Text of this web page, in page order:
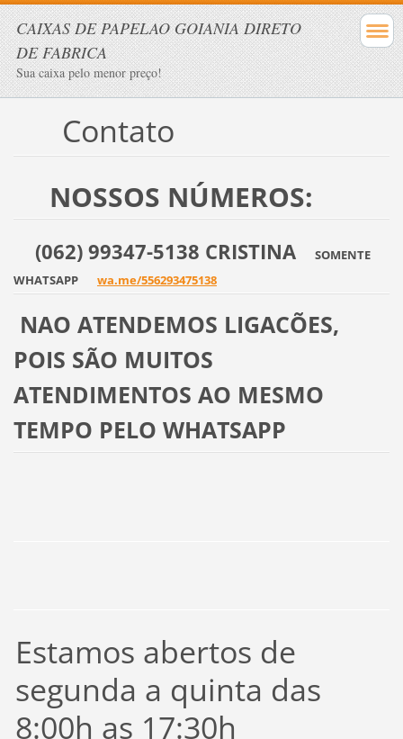
CAIXAS DE PAPELAO GOIANIA DIRETO
DE FABRICA
Sua caixa pelo menor preço!
Contato
NOSSOS NÚMEROS:
(062) 99347-5138 CRISTINA
SOMENTE
WHATSAPP wa.me/556293475138
NAO ATENDEMOS LIGACÕES,
POIS SÃO MUITOS
ATENDIMENTOS AO MESMO
TEMPO PELO WHATSAPP
Estamos abertos de
segunda a quinta das
8:00h as 17:30h